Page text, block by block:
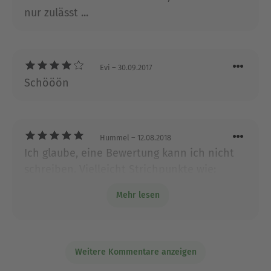
nur zulässt ...
Evi – 30.09.2017
Schööön
Hummel – 12.08.2018
Ich glaube, eine Bewertung kann ich nicht
sinnig und noch mehr. Einfach.
Mehr lesen
Weitere Kommentare anzeigen